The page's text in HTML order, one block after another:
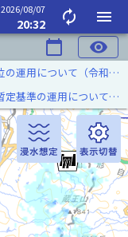
2026/08/07
20:32 autorenew
menu
calendar_today visibility
令和８年熊本地震に伴う水防警報の暫定基準水位の運用について（令和８年８月７日）
「令和８年熊本地震」に伴う球磨川洪水予報の暫定基準の運用について（令和８年８月５日）